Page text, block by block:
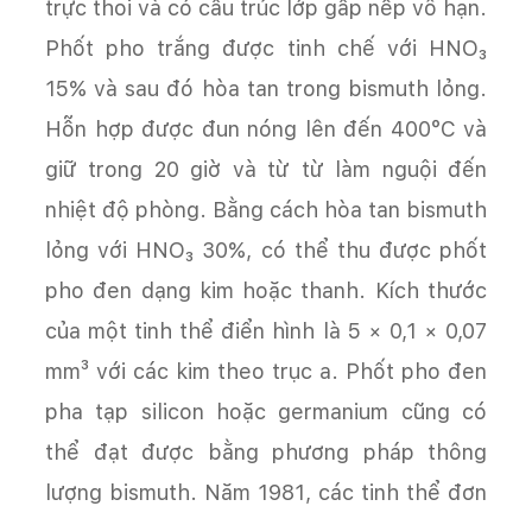
trực thoi và có cấu trúc lớp gấp nếp vô hạn.
Phốt pho trắng được tinh chế với HNO₃
15% và sau đó hòa tan trong bismuth lỏng.
Hỗn hợp được đun nóng lên đến 400°C và
giữ trong 20 giờ và từ từ làm nguội đến
nhiệt độ phòng. Bằng cách hòa tan bismuth
lỏng với HNO₃ 30%, có thể thu được phốt
pho đen dạng kim hoặc thanh. Kích thước
của một tinh thể điển hình là 5 × 0,1 × 0,07
mm³ với các kim theo trục a. Phốt pho đen
pha tạp silicon hoặc germanium cũng có
thể đạt được bằng phương pháp thông
lượng bismuth. Năm 1981, các tinh thể đơn